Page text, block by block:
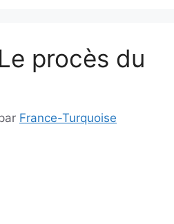
procès du
France-Turquoise